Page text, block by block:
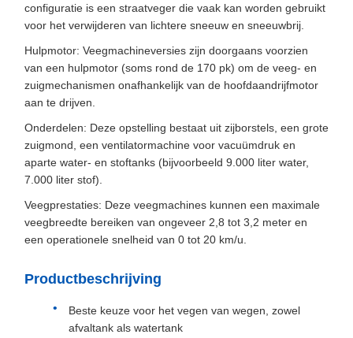
configuratie is een straatveger die vaak kan worden gebruikt
voor het verwijderen van lichtere sneeuw en sneeuwbrij.
Hulpmotor: Veegmachineversies zijn doorgaans voorzien
van een hulpmotor (soms rond de 170 pk) om de veeg- en
zuigmechanismen onafhankelijk van de hoofdaandrijfmotor
aan te drijven.
Onderdelen: Deze opstelling bestaat uit zijborstels, een grote
zuigmond, een ventilatormachine voor vacuümdruk en
aparte water- en stoftanks (bijvoorbeeld 9.000 liter water,
7.000 liter stof).
Veegprestaties: Deze veegmachines kunnen een maximale
veegbreedte bereiken van ongeveer 2,8 tot 3,2 meter en
een operationele snelheid van 0 tot 20 km/u.
Productbeschrijving
Beste keuze voor het vegen van wegen, zowel
afvaltank als watertank